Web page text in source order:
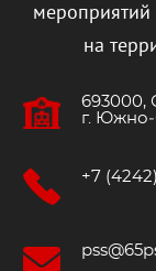
мероприятий
на
693000,
г.
+7